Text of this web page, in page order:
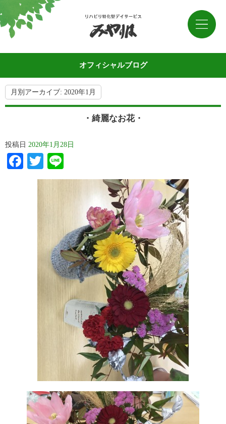
オフィシャルブログ
月別アーカイブ: 2020年1月
・綺麗なお花・
投稿日 2020年1月28日
Facebook
Twitter